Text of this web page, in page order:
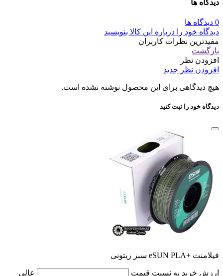
دیدگاه ها
0 دیدگاه ها
دیدگاه خود را درباره این کالا بنویسید
مفیدترین نظرات کاربران
بازگشت
افزودن نظر
افزودن نظر جدید
هیچ دیدگاهی برای این محصول نوشته نشده است.
دیدگاه خود را ثبت کنید
فیلامنت +eSUN PLA سبز زیتونی
ارزش خرید به نسبت قیمت عالی